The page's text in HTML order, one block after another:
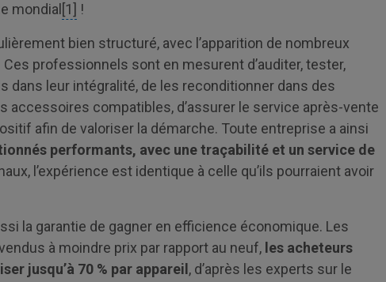
mondial [1] !
bien structuré, avec l’apparition de nombreux
professionnels sont en mesurent d’auditer, tester,
dans leur intégralité, de les reconditionner dans des
accessoires compatibles, d’assurer le service après-vente
afin de valoriser la démarche. Toute entreprise a ainsi
performants, avec une traçabilité et un service de
l’expérience est identique à celle qu’ils pourraient avoir
la garantie de gagner en efficience économique. Les
à moindre prix par rapport au neuf, les acheteurs
jusqu’à 70 % par appareil , d’après les experts sur le